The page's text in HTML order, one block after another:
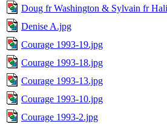
Doug fr Washington & Sylvain fr
Denise A.jpg
Courage 1993-19.jpg
Courage 1993-18.jpg
Courage 1993-13.jpg
Courage 1993-10.jpg
Courage 1993-2.jpg